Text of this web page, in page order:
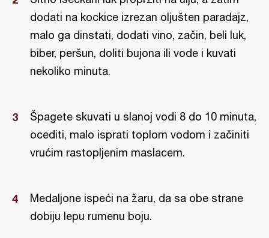
dodati na kockice izrezan oljušten paradajz,
malo ga dinstati, dodati vino, začin, beli luk,
biber, peršun, doliti bujona ili vode i kuvati
nekoliko minuta.
Špagete skuvati u slanoj vodi 8 do 10 minuta,
ocediti, malo isprati toplom vodom i začiniti
vrućim rastopljenim maslacem.
Medaljone ispeći na žaru, da sa obe strane
dobiju lepu rumenu boju.